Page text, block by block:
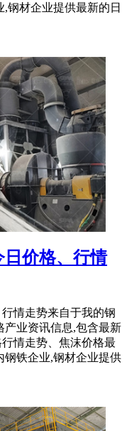
钢材企业提供最新的日
价格、行情
情走势来自于我的钢
产业资讯信息,包含最新
情走势、焦沫价格最
钢铁企业,钢材企业提供